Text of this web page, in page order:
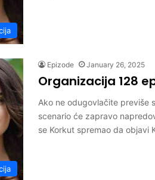
Epizode January 26, 2025
Organizacija 128
Ako ne odugovlačite previše
scenario će zapravo
se Korkut spremao da objavi